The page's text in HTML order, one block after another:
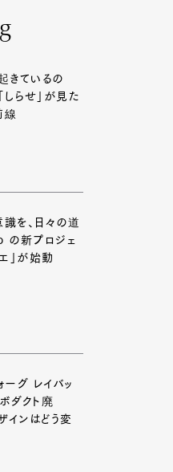
きているの
らせ」が見た
線
を、日々の道
の新プロジェ
」が始動
ーグ レイバッ
ダクト廃
インはどう変